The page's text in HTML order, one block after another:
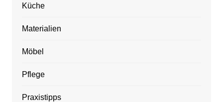
Küche
Materialien
Möbel
Pflege
Praxistipps